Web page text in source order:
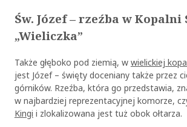
Św. Józef – rzeźba w Kopalni
„Wieliczka”
Także głęboko pod ziemią, wwielickiej
jest Józef – święty doceniany także przez
górników. Rzeźba, która go przedstawia,
w najbardziej reprezentacyjnej komorze,
Kingi i zlokalizowana jest tuż obok ołtarza.